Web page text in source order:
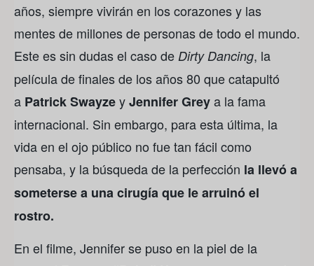
años, siempre vivirán en los corazones y las
mentes de millones de personas de todo el mundo.
Este es sin dudas el caso de Dirty Dancing, la
película de finales de los años 80 que catapultó
a Patrick SwayzeyJennifer Greya la fama
internacional. Sin embargo, para esta última, la
vida en el ojo público no fue tan fácil como
pensaba, y la búsqueda de la perfección la llevó a
someterse a una cirugía que le arruinó el
rostro.
En el filme, Jennifer se puso en la piel de la